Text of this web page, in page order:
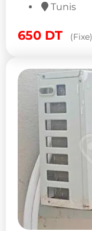
Tunis
650 DT (Fixe)